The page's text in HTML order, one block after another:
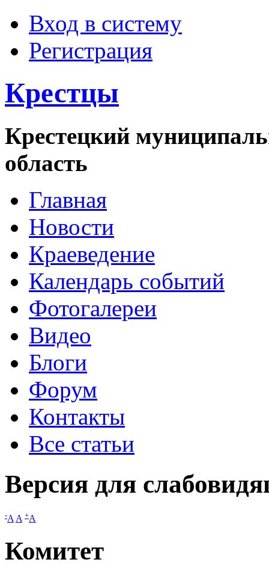
Вход в систему
Регистрация
Крестцы
Крестецкий
область
Главная
Новости
Краеведение
Календарь событий
Фотогалереи
Видео
Блоги
Форум
Контакты
Все статьи
Версия для
-A A +A
Комитет